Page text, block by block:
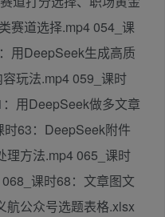
赛道选择.mp4 054_课
用DeepSeek生成高质
玩法.mp4 059_课时
用DeepSeek做多文章
63：DeepSeek附件
理方法.mp4 065_课时
课时68：文章图文
航公众号选题表格.xlsx